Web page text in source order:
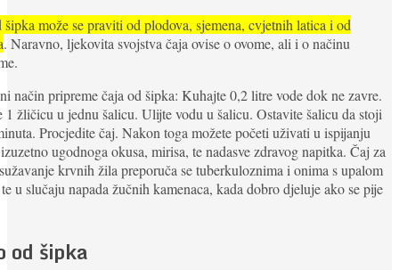
šipka može se praviti od plodova, sjemena, cvjetnih latica i od
. Naravno, ljekovita svojstva čaja ovise o ovome, ali i o načinu
način pripreme čaja od šipka: Kuhajte 0,2 litre vode dok ne zavre.
1 žličicu u jednu šalicu. Ulijte vodu u šalicu. Ostavite šalicu da stoji
Procjedite čaj. Nakon toga možete početi uživati u ispijanju
ugodnoga okusa, mirisa, te nadasve zdravog napitka. Čaj za
krvnih žila preporuča se tuberkuloznima i onima s upalom
u slučaju napada žučnih kamenaca, kada dobro djeluje ako se pije
od šipka